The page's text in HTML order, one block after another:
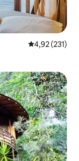
4,92 de uma
4,92 (231)